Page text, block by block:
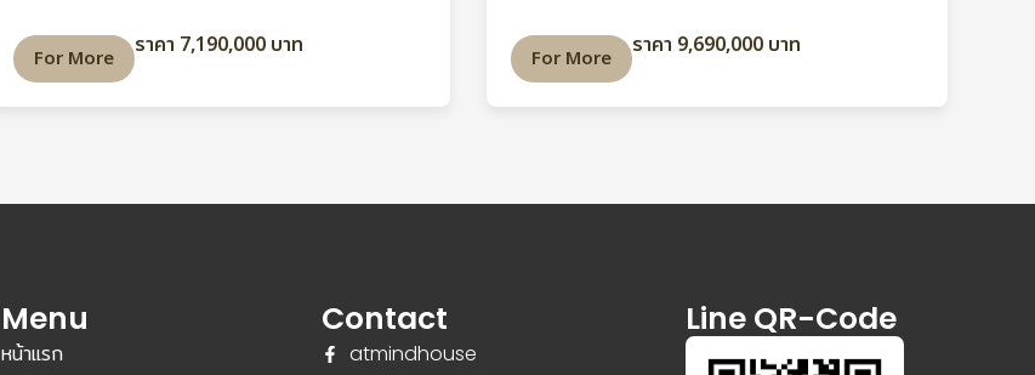
For More ราคา 7,190,000 บาท For More ราคา 9,690,000 บาท
Menu
หน้าแรก
Contact
atmindhouse
Line QR-Code